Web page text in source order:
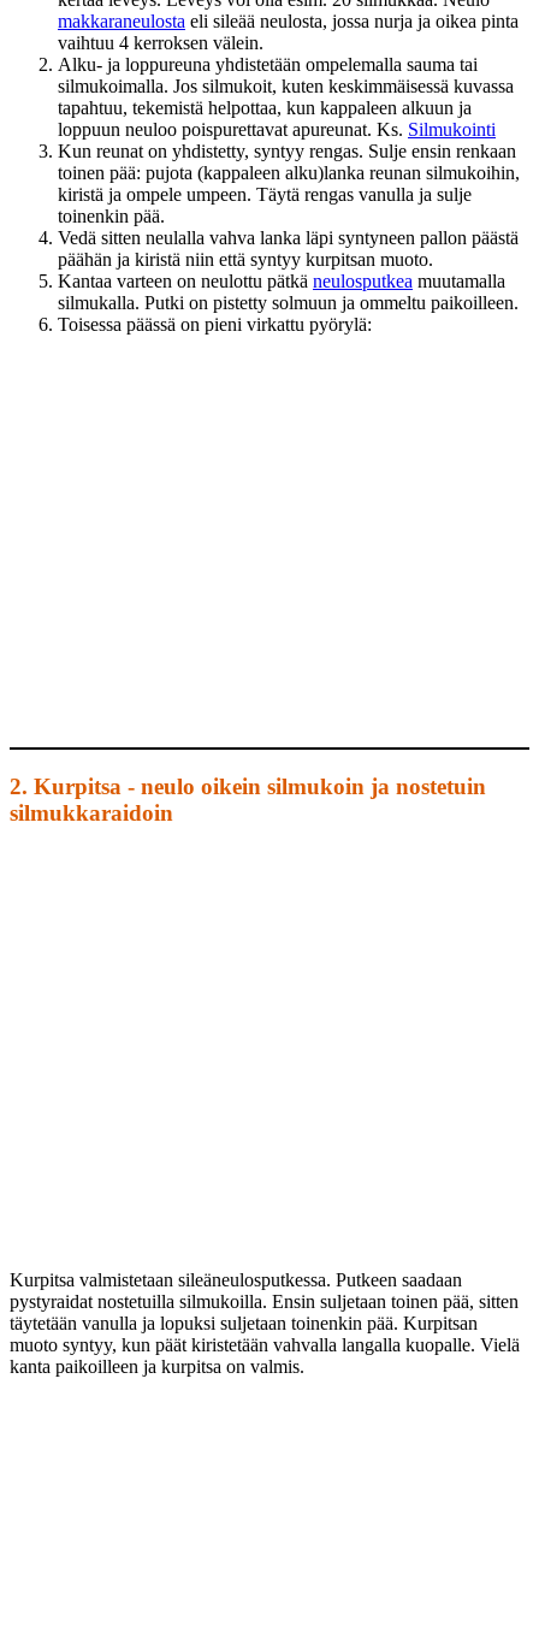
makkaraneulosta eli sileää neulosta, jossa nurja ja oikea pinta
vaihtuu 4 kerroksen välein.
Alku- ja loppureuna yhdistetään ompelemalla sauma tai
silmukoimalla. Jos silmukoit, kuten keskimmäisessä kuvassa
tapahtuu, tekemistä helpottaa, kun kappaleen alkuun ja
loppuun neuloo poispurettavat apureunat. Ks. Silmukointi
Kun reunat on yhdistetty, syntyy rengas. Sulje ensin renkaan
toinen pää: pujota (kappaleen alku)lanka reunan silmukoihin,
kiristä ja ompele umpeen. Täytä rengas vanulla ja sulje
toinenkin pää.
Vedä sitten neulalla vahva lanka läpi syntyneen pallon päästä
päähän ja kiristä niin että syntyy kurpitsan muoto.
Kantaa varteen on neulottu pätkä neulosputkea muutamalla
silmukalla. Putki on pistetty solmuun ja ommeltu paikoilleen.
Toisessa päässä on pieni virkattu pyörylä:
2. Kurpitsa - neulo oikein silmukoin ja nostetuin
silmukkaraidoin
Kurpitsa valmistetaan sileäneulosputkessa. Putkeen saadaan
pystyraidat nostetuilla silmukoilla. Ensin suljetaan toinen pää, sitten
täytetään vanulla ja lopuksi suljetaan toinenkin pää. Kurpitsan
muoto syntyy, kun päät kiristetään vahvalla langalla kuopalle. Vielä
kanta paikoilleen ja kurpitsa on valmis.